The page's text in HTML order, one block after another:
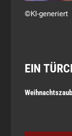
©KI-generiert
EIN